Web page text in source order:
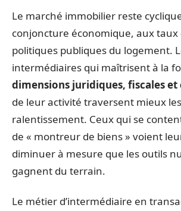
Le marché immobilier reste
conjoncture économique, aux taux
politiques publiques du logement.
intermédiaires qui maîtrisent à la
dimensions juridiques, fiscales
de leur activité traversent mieux
ralentissement. Ceux qui se
de « montreur de biens » voient
diminuer à mesure que les outils
gagnent du terrain.
Le métier d’intermédiaire en